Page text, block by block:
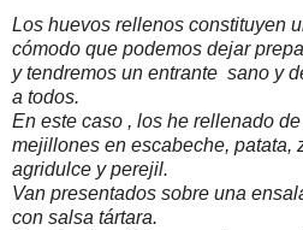
Los huevos rellenos constituyen
cómodo que podemos dejar
y tendremos un entrante sano y
a todos.
En este caso , los he rellenado
mejillones en escabeche, patata,
agridulce y perejil.
Van presentados sobre una
con salsa tártara.